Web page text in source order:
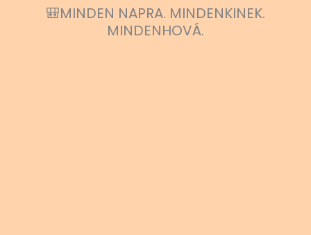
🎒MINDEN NAPRA. MINDENKINEK.
MINDENHOVÁ.